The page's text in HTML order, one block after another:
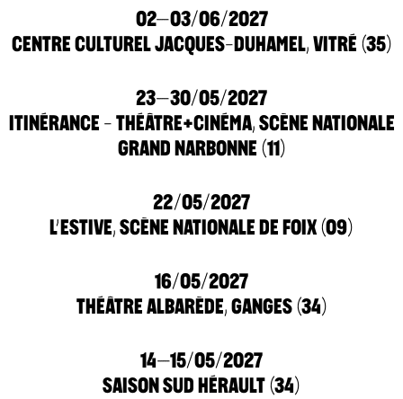
02–03/06/2027
CENTRE CULTUREL JACQUES-DUHAMEL, VITRÉ (35)
23–30/05/2027
ITINÉRANCE - THÉÂTRE+CINÉMA, SCÈNE NATIONALE
GRAND NARBONNE (11)
22/05/2027
L’ESTIVE, SCÈNE NATIONALE DE FOIX (09)
16/05/2027
THÉÂTRE ALBARÈDE, GANGES (34)
14–15/05/2027
SAISON SUD HÉRAULT (34)